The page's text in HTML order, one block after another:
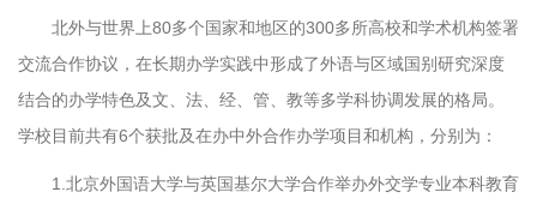
北外与世界上80多个国家和地区的300多所高校和学术机构签署
交流合作协议，在长期办学实践中形成了外语与区域国别研究深度
结合的办学特色及文、法、经、管、教等多学科协调发展的格局。
学校目前共有6个获批及在办中外合作办学项目和机构，分别为：
1.北京外国语大学与英国基尔大学合作举办外交学专业本科教育